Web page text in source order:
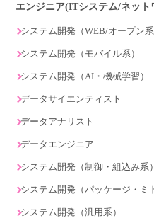
エンジニア(ITシステム/ネット
システム開発（WEB/オープン系
システム開発（モバイル系）
システム開発（AI・機械学習）
データサイエンティスト
データアナリスト
データエンジニア
システム開発（制御・組込み系）
システム開発（パッケージ・ミ
システム開発（汎用系）